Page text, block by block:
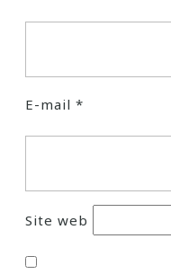
E-mail *
Site web